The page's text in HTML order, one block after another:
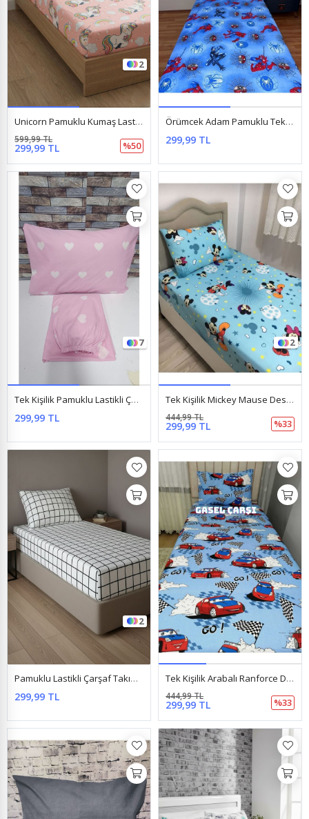
2
Unicorn Pamuklu Kumaş Lastikli Çarşaf Takımı Somon
299,99 TL
599,99 TL
%50
Örümcek Adam Pamuklu Tek Kişilik Lastikli Çarşaf Takımı Mavi
299,99 TL
7
Tek Kişilik Pamuklu Lastikli Çarşaf Takımı 100X200 & 120X200 Pembe Kalp
299,99 TL
2
Tek Kişilik Mickey Mause Desenli Lastikli Çarşaf Takımı 100X200 Suyeşili
299,99 TL
444,99 TL
%33
2
Pamuklu Lastikli Çarşaf Takımı Kareli Beyaz
299,99 TL
Tek Kişilik Arabalı Ranforce Dokuma Kumaş Lastikli Çarşaf Takımı Mavi
299,99 TL
444,99 TL
%33